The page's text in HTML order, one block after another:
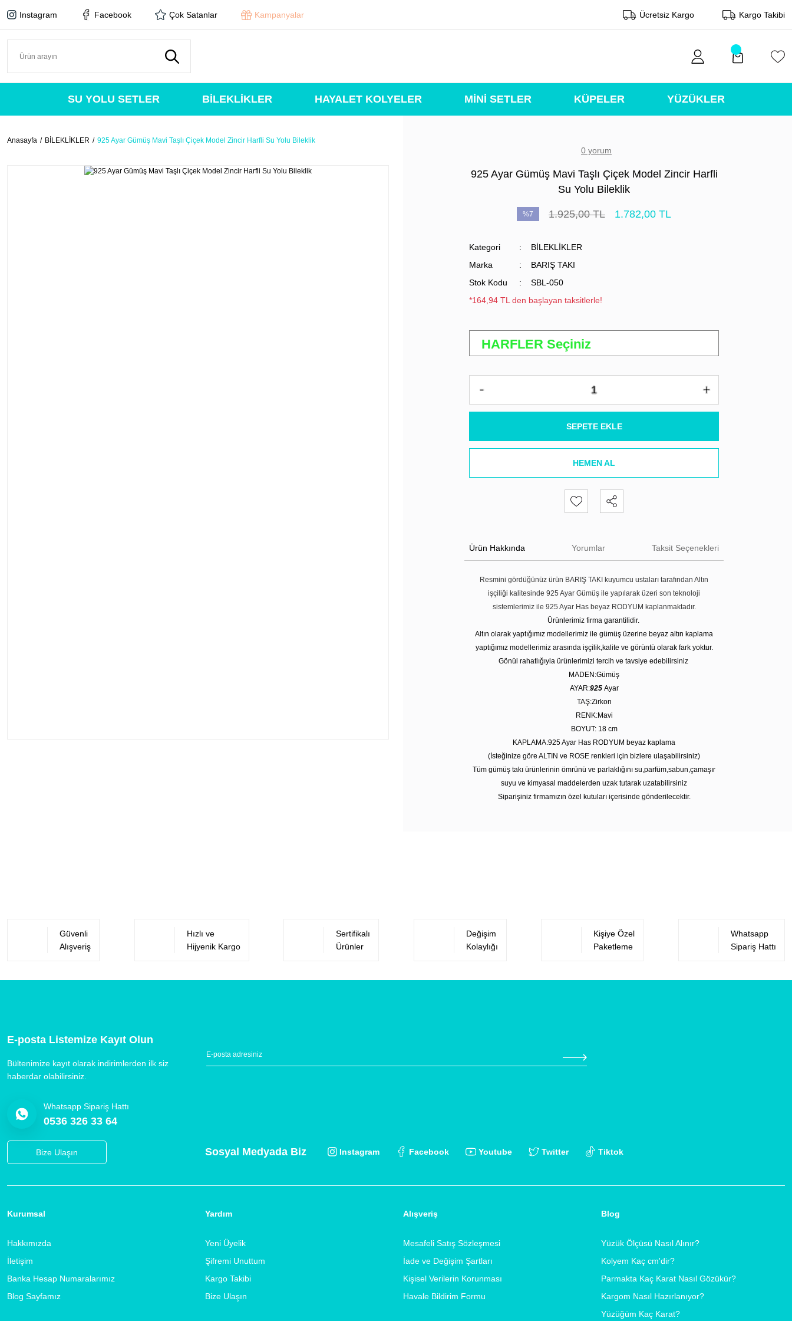
Instagram Facebook Çok Satanlar Kampanyalar Ücretsiz Kargo Kargo Takibi
SU YOLU SETLER BİLEKLİKLER HAYALET KOLYELER MİNİ SETLER KÜPELER YÜZÜKLER
Anasayfa BİLEKLİKLER 925 Ayar Gümüş Mavi Taşlı Çiçek Model Zincir Harfli Su Yolu Bileklik
0 yorum
925 Ayar Gümüş Mavi Taşlı Çiçek Model Zincir Harfli
Su Yolu Bileklik
%7 1.925,00 TL 1.782,00 TL
Kategori
BİLEKLİKLER
Marka
BARIŞ TAKI
Stok Kodu
SBL-050
*164,94 TL den başlayan taksitlerle!
SEPETE EKLE
HEMEN AL
Ürün Hakkında Yorumlar Taksit Seçenekleri
Resmini gördüğünüz ürün BARIŞ TAKI kuyumcu ustaları tarafından Altın
işçiliği kalitesinde 925 Ayar Gümüş ile yapılarak üzeri son teknoloji
sistemlerimiz ile 925 Ayar Has beyaz RODYUM kaplanmaktadır.
Ürünlerimiz firma garantilidir.
Altın olarak yaptığımız modellerimiz ile gümüş üzerine beyaz altın kaplama
yaptığımız modellerimiz arasında işçilik,kalite ve görüntü olarak fark yoktur.
Gönül rahatlığıyla ürünlerimizi tercih ve tavsiye edebilirsiniz
MADEN:Gümüş
AYAR:925 Ayar
TAŞ:Zirkon
RENK:Mavi
BOYUT: 18 cm
KAPLAMA:925 Ayar Has RODYUM beyaz kaplama
(İsteğinize göre ALTIN ve ROSE renkleri için bizlere ulaşabilirsiniz)
Tüm gümüş takı ürünlerinin ömrünü ve parlaklığını su,parfüm,sabun,çamaşır
suyu ve kimyasal maddelerden uzak tutarak uzatabilirsiniz
Siparişiniz firmamızın özel kutuları içerisinde gönderilecektir.
Güvenli
Alışveriş
Hızlı ve
Hijyenik Kargo
Sertifikalı
Ürünler
Değişim
Kolaylığı
Kişiye Özel
Paketleme
Whatsapp
Sipariş Hattı
E-posta Listemize Kayıt Olun
Bültenimize kayıt olarak indirimlerden ilk siz
haberdar olabilirsiniz.
Whatsapp Sipariş Hattı
0536 326 33 64
Bize Ulaşın Sosyal Medyada Biz Instagram Facebook Youtube Twitter Tiktok
Kurumsal
Hakkımızda
İletişim
Banka Hesap Numaralarımız
Blog Sayfamız
Yardım
Yeni Üyelik
Şifremi Unuttum
Kargo Takibi
Bize Ulaşın
Alışveriş
Mesafeli Satış Sözleşmesi
İade ve Değişim Şartları
Kişisel Verilerin Korunması
Havale Bildirim Formu
Blog
Yüzük Ölçüsü Nasıl Alınır?
Kolyem Kaç cm'dir?
Parmakta Kaç Karat Nasıl Gözükür?
Kargom Nasıl Hazırlanıyor?
Yüzüğüm Kaç Karat?